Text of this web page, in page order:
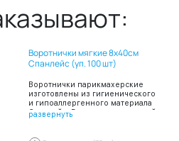
Воротнички мягкие 8х40см
Спанлейс (уп. 100 шт)
Воротнички парикмахерские
изготовлены из гигиенического
и гипоаллергенного материала
Спанлейс, Воротнички шириной
развернуть